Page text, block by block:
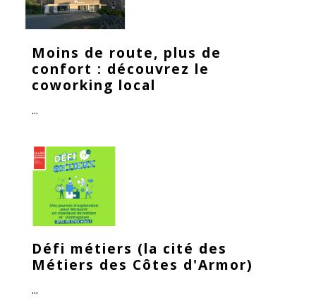
Moins de route, plus de
confort : découvrez le
coworking local
...
Défi métiers (la cité des
Métiers des Côtes d'Armor)
...